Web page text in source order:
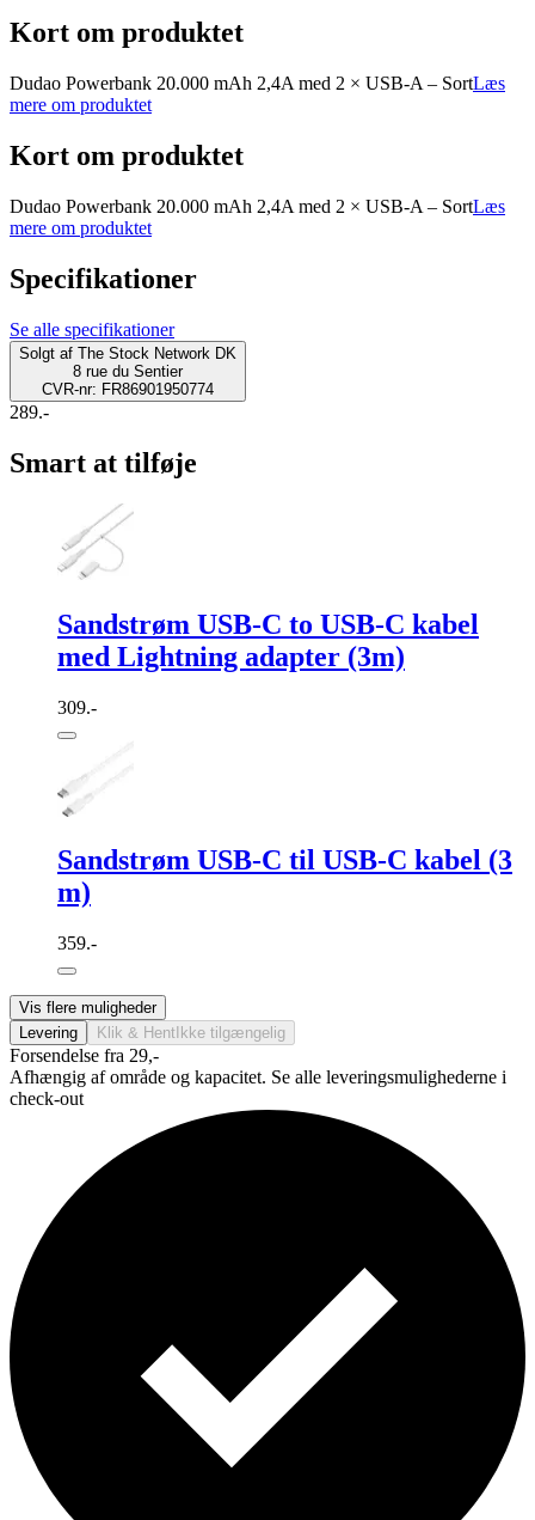
Kort om produktet
Dudao Powerbank 20.000 mAh 2,4A med 2 × USB-A – SortLæs
mere om produktet
Kort om produktet
Dudao Powerbank 20.000 mAh 2,4A med 2 × USB-A – SortLæs
mere om produktet
Specifikationer
Se alle specifikationer
Solgt af The Stock Network DK
8 rue du Sentier
CVR-nr: FR86901950774
289.-
Smart at tilføje
Sandstrøm USB-C to USB-C kabel
med Lightning adapter (3m)
309.-
Sandstrøm USB-C til USB-C kabel (3
m)
359.-
Vis flere muligheder
Levering
Klik & Hent Ikke tilgængelig
Forsendelse fra 29,-
Afhængig af område og kapacitet. Se alle leveringsmulighederne i
check-out